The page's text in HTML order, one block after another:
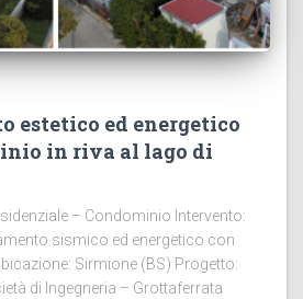
estetico ed energetico
in riva al lago di
– Condominio Intervento:
sismico ed energetico con
Sirmione (BS) Progetto:
di Ingegneria – Grottaferrata